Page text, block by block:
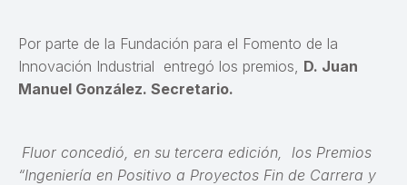
Por parte de la Fundación para el Fomento de la
Innovación Industrial entregó los premios, D. Juan
Manuel González. Secretario.
Fluor concedió, en su tercera edición, los Premios
“Ingeniería en Positivo a Proyectos Fin de Carrera y